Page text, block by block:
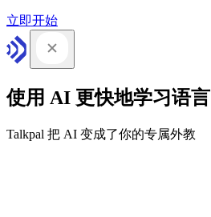
立即开始
使用 AI 更快地学习语言
Talkpal 把 AI 变成了你的专属外教